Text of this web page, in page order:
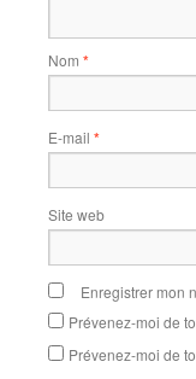
Nom *
E-mail *
Site web
Enregistrer mon
Prévenez-moi de
Prévenez-moi de